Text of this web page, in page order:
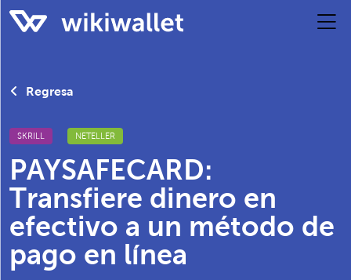
Regresa
SKRILL NETELLER
PAYSAFECARD:
Transfiere dinero en
efectivo a un método de
pago en línea